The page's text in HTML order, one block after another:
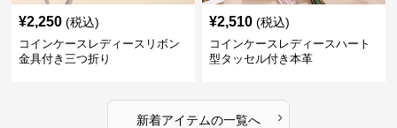
¥2,250 (税込)
コインケースレディースリボン
金具付き三つ折り
¥2,510 (税込)
コインケースレディースハート
型タッセル付き本革
新着アイテムの一覧へ ›